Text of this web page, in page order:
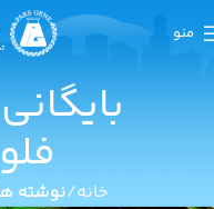
منو
خانه نوشته
میکروسکوپ